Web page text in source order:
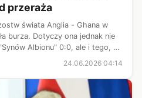
przeraża
świata Anglia - Ghana w
burza. Dotyczy ona jednak nie
Albionu" 0:0, ale i tego, co
24.06.2026 04:14